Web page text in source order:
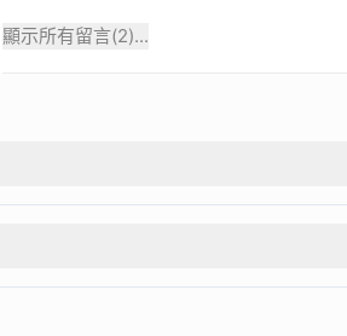
顯示所有留言(2)...